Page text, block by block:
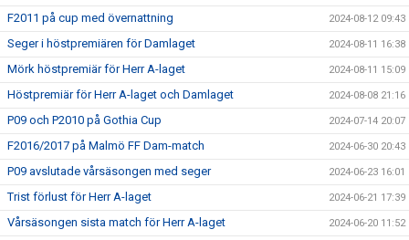
F2011 på cup med övernattning 2024-08-12 09:43
Seger i höstpremiären för Damlaget 2024-08-11 16:38
Mörk höstpremiär för Herr A-laget 2024-08-11 15:09
Höstpremiär för Herr A-laget och Damlaget 2024-08-08 21:16
P09 och P2010 på Gothia Cup 2024-07-14 20:07
F2016/2017 på Malmö FF Dam-match 2024-06-30 20:43
P09 avslutade vårsäsongen med seger 2024-06-23 16:01
Trist förlust för Herr A-laget 2024-06-21 17:39
Vårsäsongen sista match för Herr A-laget 2024-06-20 11:52